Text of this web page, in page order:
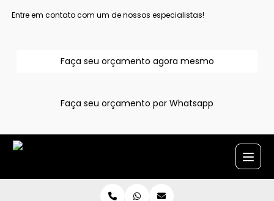
Entre em contato com um de nossos especialistas!
Faça seu orçamento agora mesmo
Faça seu orçamento por Whatsapp